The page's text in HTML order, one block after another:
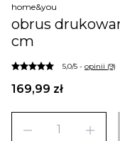
home&you
obrus
cm
5,0/5 - opinii (9)
169,99 zł
remove add